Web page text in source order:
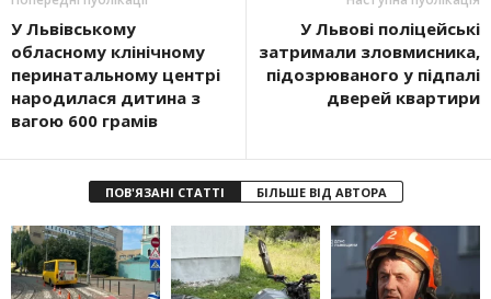
У Львівському
обласному клінічному
перинатальному центрі
народилася дитина з
вагою 600 грамів
У Львові поліцейські
затримали зловмисника,
підозрюваного у підпалі
дверей квартири
ПОВ'ЯЗАНІ СТАТТІ БІЛЬШЕ ВІД АВТОРА